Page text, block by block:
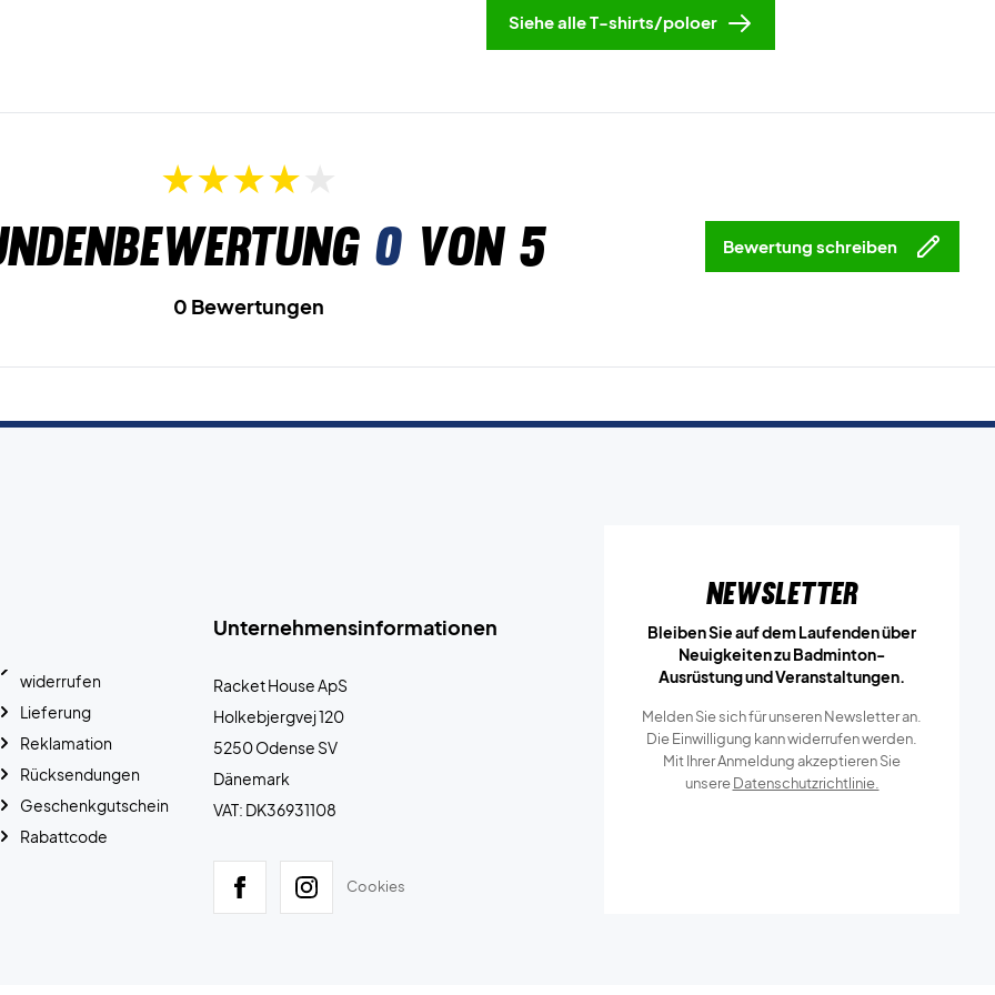
Siehe alle T-shirts/poloer
0von 5 Bewertung schreiben
0 Bewertungen
Unternehmensinformationen
Racket House ApS
Holkebjergvej 120
5250 Odense SV
Dänemark
VAT: DK36931108
Cookies
widerrufen
Lieferung
Reklamation
Rücksendungen
Geschenkgutschein
Rabattcode
Newsletter
Bleiben Sie auf dem Laufenden über
Neuigkeiten zu Badminton-
Ausrüstung und Veranstaltungen.
Melden Sie sich für unseren Newsletter an.
Die Einwilligung kann widerrufen werden.
Mit Ihrer Anmeldung akzeptieren Sie
unsereDatenschutzrichtlinie.